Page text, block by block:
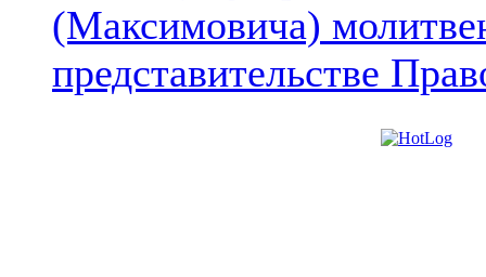
(Максимовича)
представительстве